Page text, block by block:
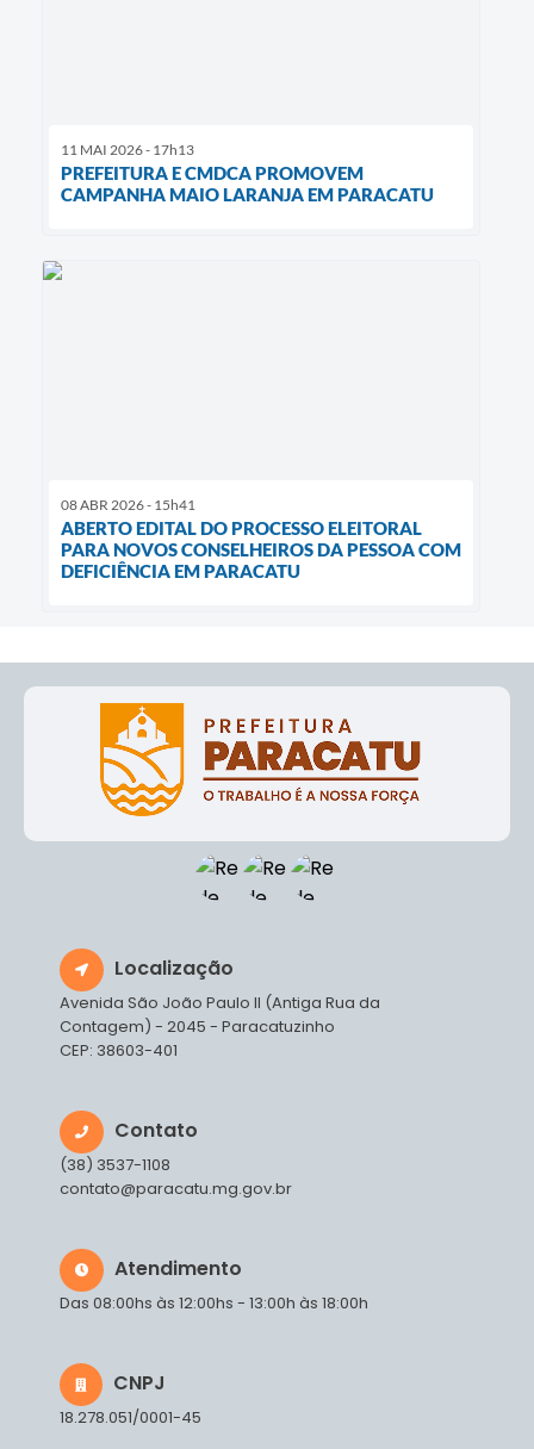
11 MAI 2026 - 17h13
PREFEITURA E CMDCA PROMOVEM
CAMPANHA MAIO LARANJA EM PARACATU
08 ABR 2026 - 15h41
ABERTO EDITAL DO PROCESSO ELEITORAL
PARA NOVOS CONSELHEIROS DA PESSOA COM
DEFICIÊNCIA EM PARACATU
Localização
Avenida São João Paulo II (Antiga Rua da
Contagem) - 2045 - Paracatuzinho
CEP: 38603-401
Contato
(38) 3537-1108
contato@paracatu.mg.gov.br
Atendimento
Das 08:00hs às 12:00hs - 13:00h às 18:00h
CNPJ
18.278.051/0001-45